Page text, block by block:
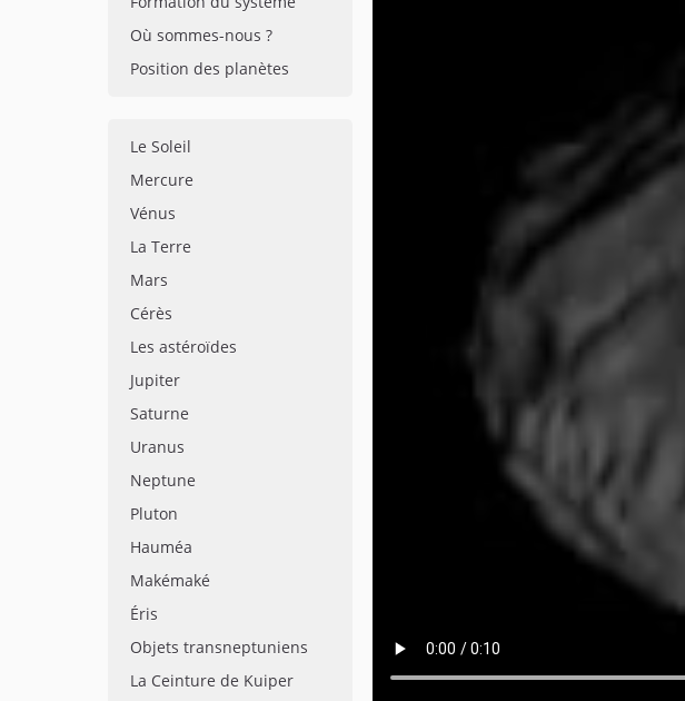
Où sommes-nous ?
Position des planètes
Le Soleil
Mercure
Vénus
La Terre
Mars
Cérès
Les astéroïdes
Jupiter
Saturne
Uranus
Neptune
Pluton
Hauméa
Makémaké
Éris
Objets transneptuniens
La Ceinture de Kuiper